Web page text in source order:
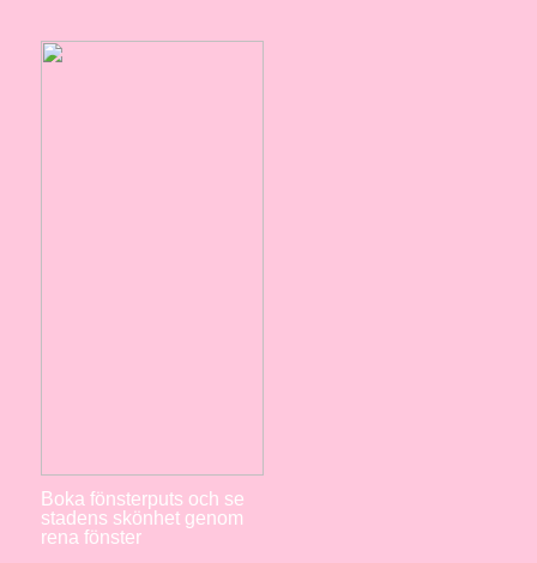
Boka fönsterputs och se
stadens skönhet genom
rena fönster